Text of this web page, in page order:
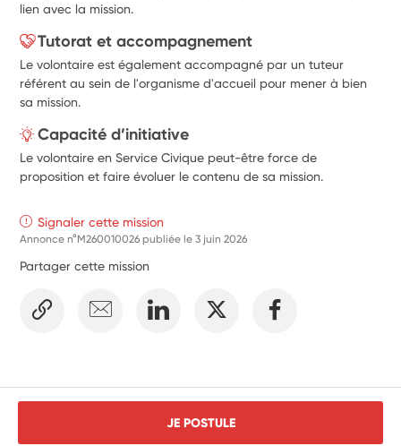
d’écoute et de convivialité afin de contribuer au bien-être
lien avec la mission.
Tutorat et accompagnement
Le volontaire est également accompagné par un tuteur
référent au sein de l'organisme d'accueil pour mener à bien
sa mission.
Capacité d’initiative
Le volontaire en Service Civique peut-être force de
proposition et faire évoluer le contenu de sa mission.
Signaler cette mission
Annonce n°M260010026 publiée le3 juin 2026
Partager cette mission
JE POSTULE